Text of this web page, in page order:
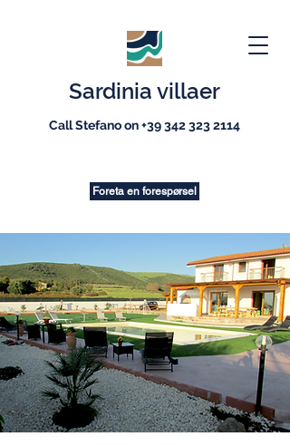
Sardinia villaer
Call Stefano on+39 342 323 2114
Foreta en forespørsel